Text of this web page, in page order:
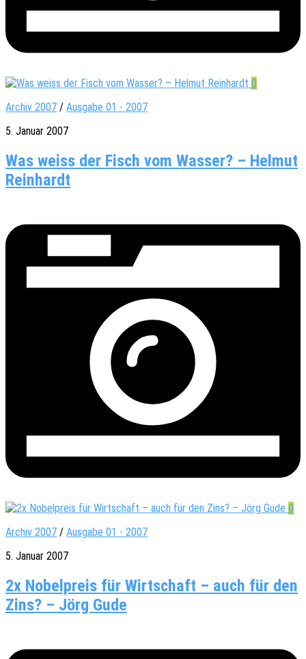
0
Archiv 2007 / Ausgabe 01 - 2007
5. Januar 2007
Was weiss der Fisch vom Wasser? – Helmut
Reinhardt
0
Archiv 2007 / Ausgabe 01 - 2007
5. Januar 2007
2x Nobelpreis für Wirtschaft – auch für den
Zins? – Jörg Gude